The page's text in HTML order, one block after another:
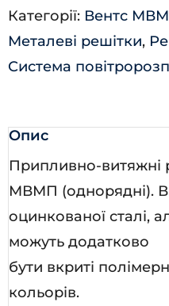
Категорії: Вентс
Металеві решітки,
Система
Опис
Припливно-витяжні
МВМП (однорядні).
оцинкованої сталі,
можуть додатково
бути вкриті
кольорів.